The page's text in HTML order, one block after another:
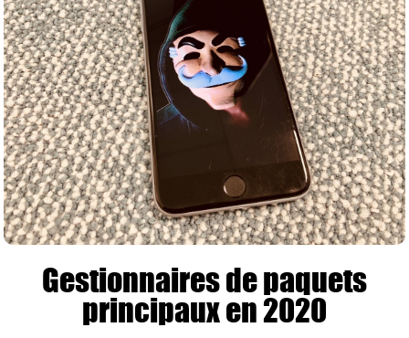
Gestionnaires de paquets
principaux en 2020